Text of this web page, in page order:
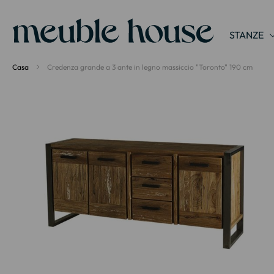
STANZE
Casa Credenza grande a 3 ante in legno massiccio "Toronto" 190 cm
immagini